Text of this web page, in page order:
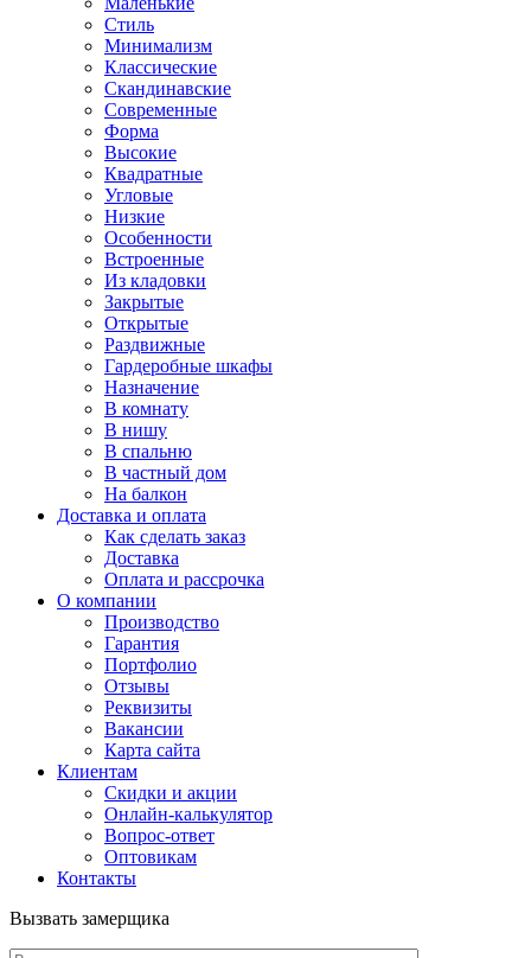
Стиль
Минимализм
Классические
Скандинавские
Современные
Форма
Высокие
Квадратные
Угловые
Низкие
Особенности
Встроенные
Из кладовки
Закрытые
Открытые
Раздвижные
Гардеробные шкафы
Назначение
В комнату
В нишу
В спальню
В частный дом
На балкон
Доставка и оплата
Как сделать заказ
Доставка
Оплата и рассрочка
О компании
Производство
Гарантия
Портфолио
Отзывы
Реквизиты
Вакансии
Карта сайта
Клиентам
Скидки и акции
Онлайн-калькулятор
Вопрос-ответ
Оптовикам
Контакты
Вызвать замерщика